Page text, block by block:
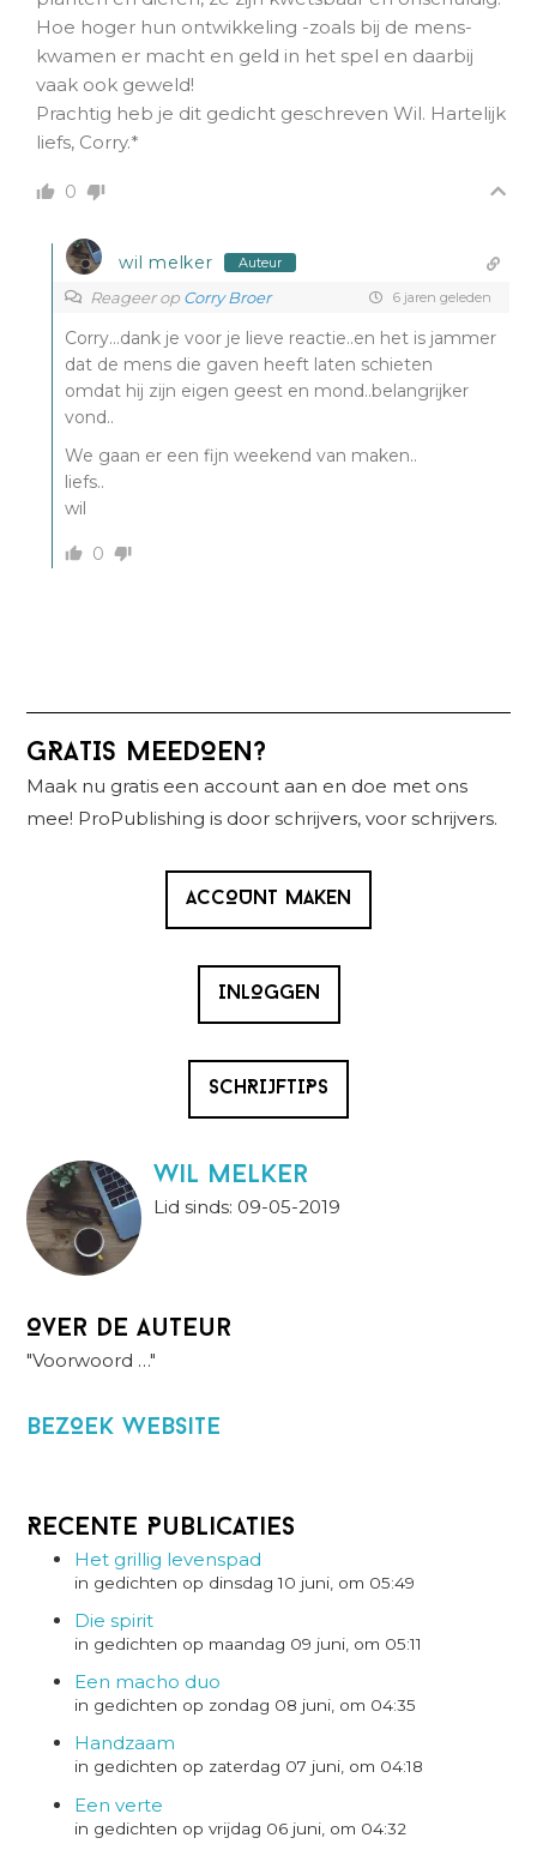
Hoe hoger hun ontwikkeling -zoals bij de mens-
kwamen er macht en geld in het spel en daarbij
vaak ook geweld!
Prachtig heb je dit gedicht geschreven Wil. Hartelijk
liefs, Corry.*
0
wil melker Auteur
Reageer op Corry Broer 6 jaren geleden
Corry…dank je voor je lieve reactie..en het is jammer
dat de mens die gaven heeft laten schieten
omdat hij zijn eigen geest en mond..belangrijker
vond..
We gaan er een fijn weekend van maken..
liefs..
wil
0
Primaire
Sidebar
GRATIS MEEDOEN?
Maak nu gratis een account aan en doe met ons
mee! ProPublishing is door schrijvers, voor schrijvers.
ACCOUNT MAKEN
INLOGGEN
SCHRIJFTIPS
wil melker
Lid sinds: 09-05-2019
Over de auteur
"Voorwoord …"
BezOek website
Recente Publicaties
Het grillig levenspad
in gedichten op dinsdag 10 juni, om 05:49
Die spirit
in gedichten op maandag 09 juni, om 05:11
Een macho duo
in gedichten op zondag 08 juni, om 04:35
Handzaam
in gedichten op zaterdag 07 juni, om 04:18
Een verte
in gedichten op vrijdag 06 juni, om 04:32